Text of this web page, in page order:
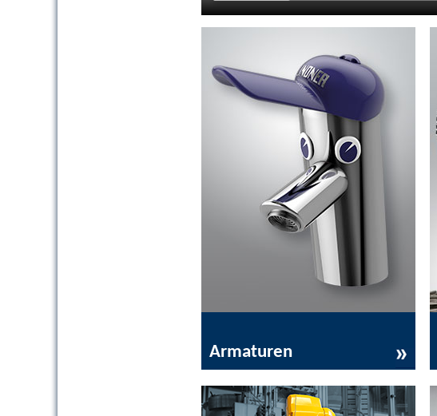
Armaturen